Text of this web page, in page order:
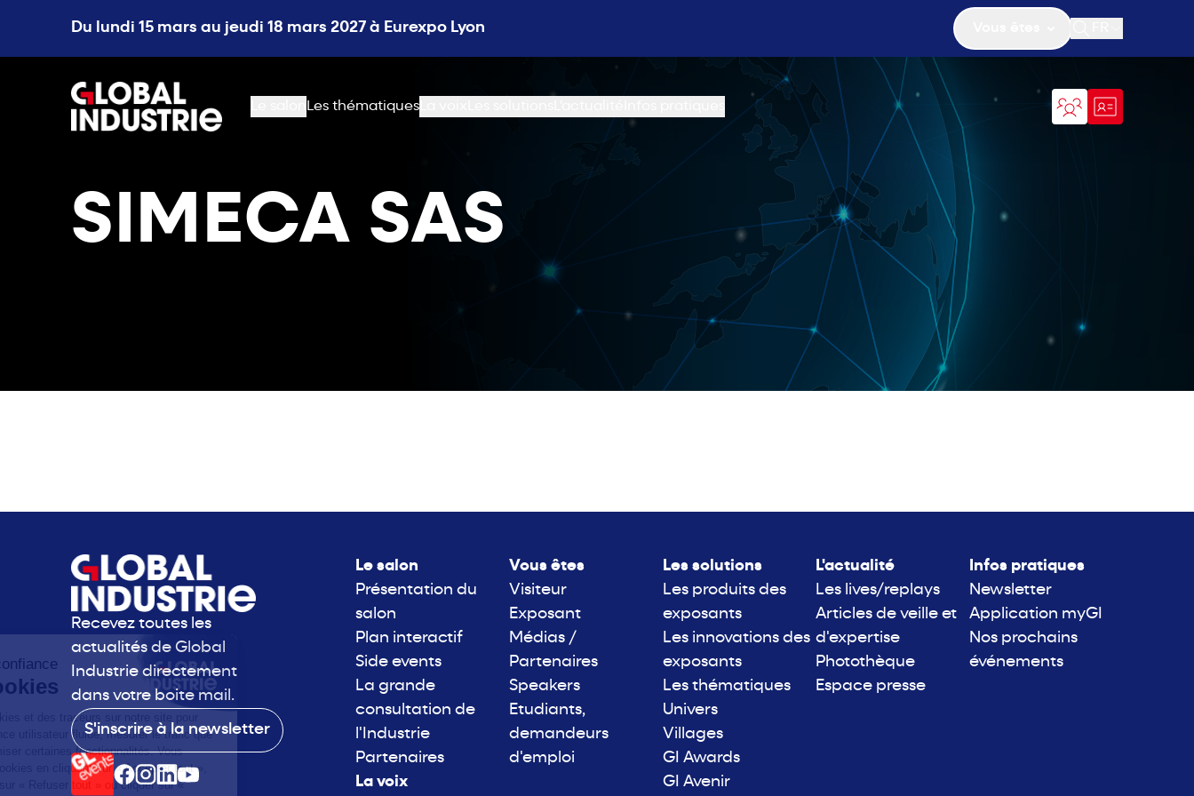
Du lundi 15 mars au jeudi 18 mars 2027 à Eurexpo Lyon
Ouvrir la
page.home
Les thématiques
SIMECA SAS
Recevez toutes les
actualités de Global
Industrie directement
dans votre boite mail.
S'inscrire à la newsletter
Le salon
Présentation du
salon
Plan interactif
Side events
La grande
consultation de
l'Industrie
Partenaires
La voix
Vous êtes
Visiteur
Exposant
Médias /
Partenaires
Speakers
Etudiants,
demandeurs
d'emploi
Les solutions
Les produits des
exposants
Les innovations des
exposants
Les thématiques
Univers
Villages
GI Awards
GI Avenir
L'actualité
Les lives/replays
Articles de veille et
d'expertise
Photothèque
Espace presse
Infos pratiques
Newsletter
Application myGI
Nos prochains
événements